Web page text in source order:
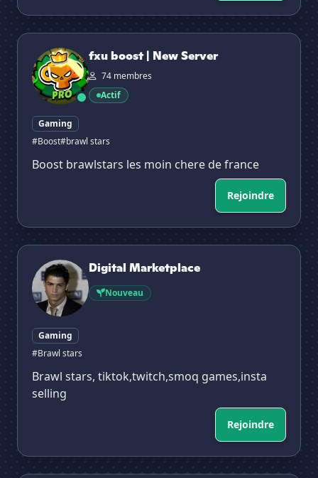
fxu boost | New Server
fxu boost | New Server
74 membres
Actif
Gaming
#Boost#brawl stars
Boost brawlstars les moin chere de france
Rejoindre
Digital Marketplace
Digital Marketplace
Nouveau
Gaming
#Brawl stars
Brawl stars, tiktok,twitch,smoq games,insta
selling
Rejoindre